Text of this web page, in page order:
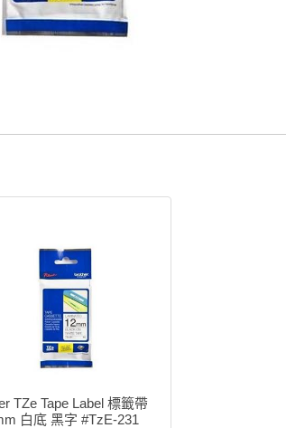
TZe Tape Label 標籤帶
白底 黑字 #TzE-231